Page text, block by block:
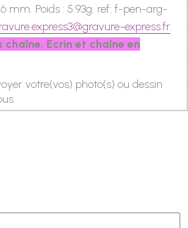
mm. Poids : 5.93g. ref: f-pen-arg-
express.fr
chaîne. Ecrin et chaîne en
votre(vos) photo(s) ou dessin